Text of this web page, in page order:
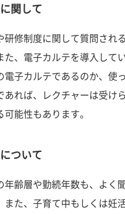
関して
研修制度に関して質問され
た、電子カルテを導入して
電子カルテであるのか、使
あれば、レクチャーは受け
可能性もあります。
ついて
年齢層や勤続年数も、よく
また、子育て中もしくは妊